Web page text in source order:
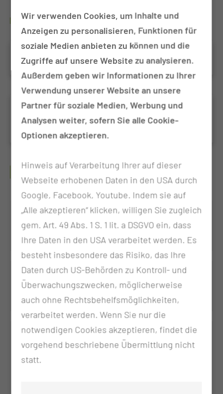
TOP THEMEN
SOS nach Vergewaltigung
Roboter-Assistierte Chirurgie in der
Frauenheilkunde
UNSERE SPEZIALBEREICHE
Geburtshilfe
Perinatalzentrum Level 1
Wir verwenden Cookies, um Inhalte und
Anzeigen zu personalisieren, Funktionen für
soziale Medien anbieten zu können und die
Zugriffe auf unsere Website zu analysieren.
Außerdem geben wir Informationen zu Ihrer
Verwendung unserer Website an unsere
Partner für soziale Medien, Werbung und
Analysen weiter, sofern Sie alle Cookie-
Optionen akzeptieren.
Hinweis auf Verarbeitung Ihrer auf dieser
Webseite erhobenen Daten in den USA durch
Google, Facebook, Youtube. Indem sie auf
„Alle akzeptieren“ klicken, willigen Sie zugleich
gem. Art. 49 Abs. 1 S. 1 lit. a DSGVO ein, dass
Ihre Daten in den USA verarbeitet werden. Es
besteht insbesondere das Risiko, das Ihre
Daten durch US-Behörden zu Kontroll- und
Überwachungszwecken, möglicherweise
auch ohne Rechtsbehelfsmöglichkeiten,
verarbeitet werden. Wenn Sie nur die
notwendigen Cookies akzeptieren, findet die
vorgehend beschriebene Übermittlung nicht
statt.